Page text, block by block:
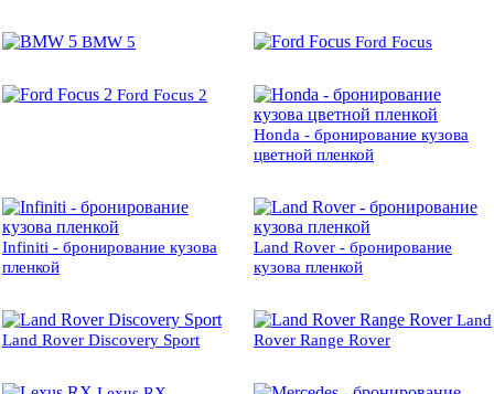
BMW 5 Ford Focus
Ford Focus 2
Honda - бронирование кузова
цветной пленкой
Infiniti - бронирование кузова
пленкой
Land Rover - бронирование
кузова пленкой
Land Rover Discovery Sport
Land
Rover Range Rover